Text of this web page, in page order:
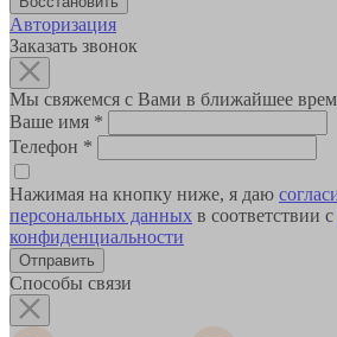
Авторизация
Заказать звонок
Мы свяжемся с Вами в ближайшее
Ваше имя *
Телефон *
Нажимая на кнопку ниже, я даю
персональных данных в соответствии с
конфиденциальности
Способы связи